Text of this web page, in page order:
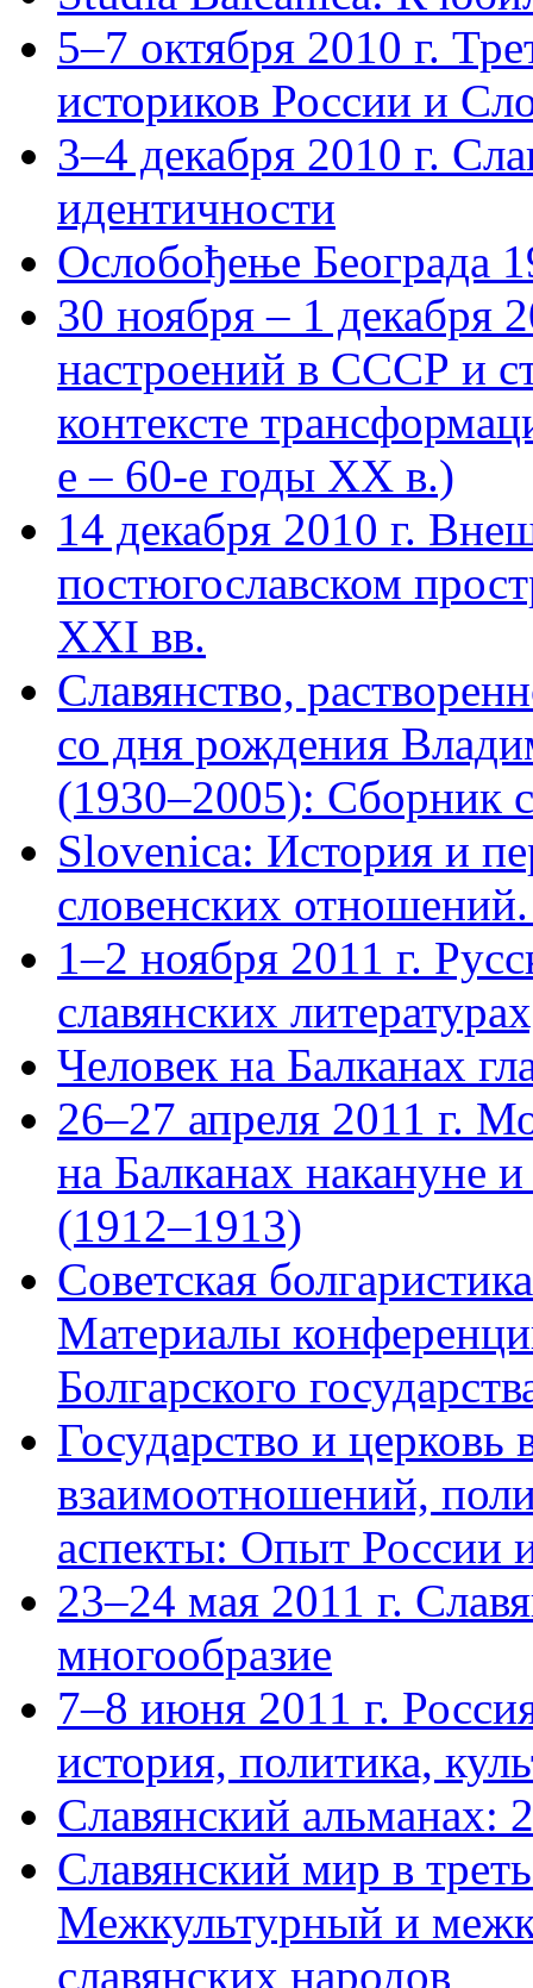
5–7 октября 2010 г.
историков России и
3–4 декабря 2010 г.
идентичности
Ослобођење Београда
30 ноября – 1 декабря
настроений в СССР и
контексте
е – 60-е годы ХХ в.)
14 декабря 2010 г.
постюгославском
XXI вв.
Славянство,
со дня рождения
(1930–2005): Сборник
Slovenica: История и
словенских
1–2 ноября 2011 г.
славянских
Человек на Балканах
26–27 апреля 2011 г.
на Балканах накануне
(1912–1913)
Советская
Материалы
Болгарского
Государство и
взаимоотношений,
аспекты: Опыт России
23–24 мая 2011 г.
многообразие
7–8 июня 2011 г.
история, политика,
Славянский альманах:
Славянский мир в
Межкультурный и
славянских народов